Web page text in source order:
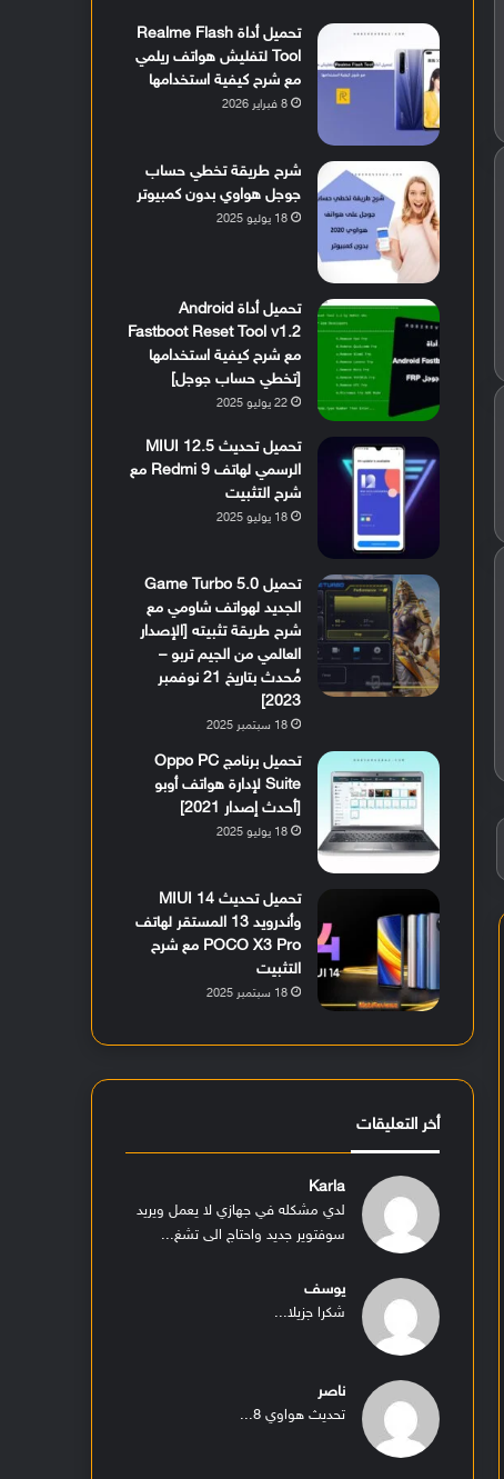
تحميل أداة Realme Flash
Tool لتفليش هواتف ريلمي
مع شرح كيفية استخدامها
8 فبراير 2026
شرح طريقة تخطي حساب
جوجل هواوي بدون كمبيوتر
18 يوليو 2025
تحميل أداة Android
Fastboot Reset Tool v1.2
مع شرح كيفية استخدامها
[تخطي حساب جوجل]
22 يوليو 2025
تحميل تحديث MIUI 12.5
الرسمي لهاتف Redmi 9 مع
شرح التثبيت
18 يوليو 2025
تحميل Game Turbo 5.0
الجديد لهواتف شاومي مع
شرح طريقة تثبيته [الإصدار
العالمي من الجيم تربو –
مُحدث بتاريخ 21 نوفمبر
2023]
18 سبتمبر 2025
تحميل برنامج Oppo PC
Suite لإدارة هواتف أوبو
[أحدث إصدار 2021]
18 يوليو 2025
تحميل تحديث MIUI 14
وأندرويد 13 المستقر لهاتف
POCO X3 Pro مع شرح
التثبيت
18 سبتمبر 2025
أخر التعليقات
Karla
لدي مشكله في جهازي لا يعمل ويريد
سوفتوير جديد واحتاج الى تشغ...
يوسف
شكرا جزيلا...
ناصر
تحديث هواوي 8...